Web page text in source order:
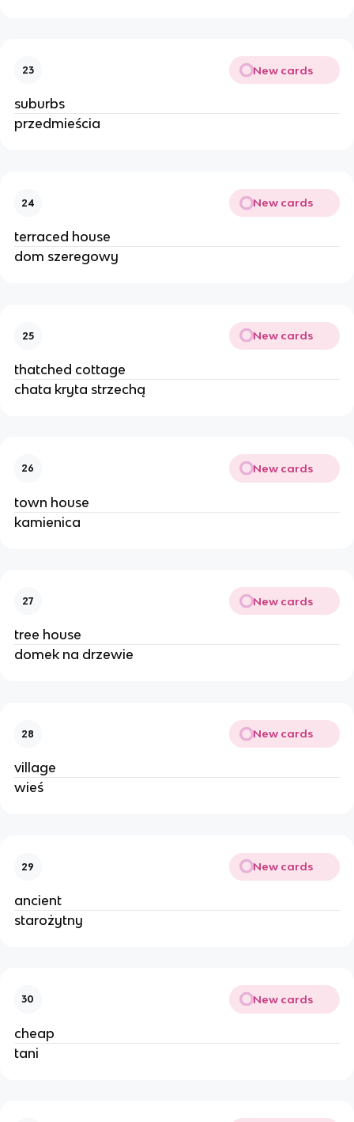
23 New cards
suburbs
przedmieścia
24 New cards
terraced house
dom szeregowy
25 New cards
thatched cottage
chata kryta strzechą
26 New cards
town house
kamienica
27 New cards
tree house
domek na drzewie
28 New cards
village
wieś
29 New cards
ancient
starożytny
30 New cards
cheap
tani